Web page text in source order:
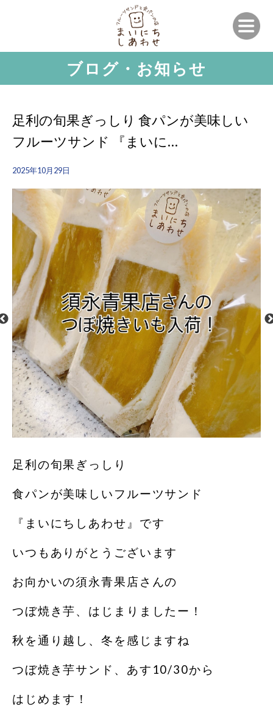
ブログ・お知らせ
足利の旬果ぎっしり 食パンが美味しい
フルーツサンド 『まいに…
2025年10月29日
足利の旬果ぎっしり
食パンが美味しいフルーツサンド
『まいにちしあわせ』です
いつもありがとうございます
お向かいの須永青果店さんの
つぼ焼き芋、はじまりましたー！
秋を通り越し、冬を感じますね
つぼ焼き芋サンド、あす10/30から
はじめます！